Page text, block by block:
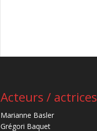
Acteurs / actrices
Marianne Basler
Grégori Baquet